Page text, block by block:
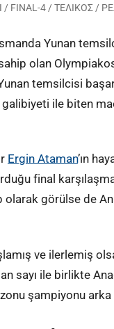
/ FINAL-4 / ΤΕΛΙΚΟΣ
Yunan
olan
temsilcisi
galibiyeti ile biten
Ergin Ataman’ın
final
olarak görülse de
ve ilerlemiş
sayı ile birlikte
şampiyonu